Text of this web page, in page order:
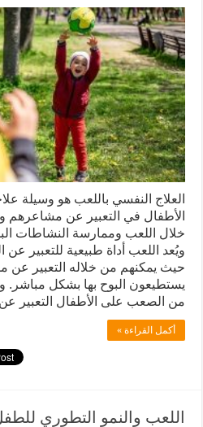
العلاج النفسي باللعب هو وسيلة
الأطفال في التعبير عن مشاعرهم
خلال اللعب وممارسة النشاطات
ويُعد اللعب أداة طبيعية للتعبير عن
حيث يمكنهم من خلاله التعبير عن
يستطيعون البوح بها بشكل مباشر.
من الصعب على الأطفال التعبير
أكمل القراءة »
اللعب والنمو التطوري